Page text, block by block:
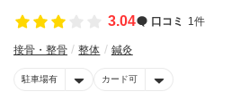
3.04
口コミ 1件
接骨・整骨 整体 鍼灸
駐車場有 カード可